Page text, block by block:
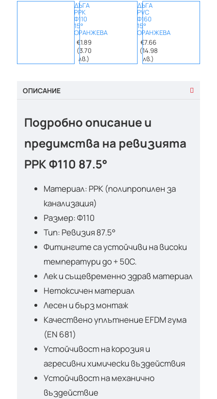
ДЪГА
PPK
Ф110
15°
ОРАНЖЕВА
€1.89
(3.70
лв.)
ДЪГА
PVC
Ф160
15°
ОРАНЖЕВА
€7.66
(14.98
лв.)
ОПИСАНИЕ
Подробно описание и
предимства на ревизията
PPK Ф110 87.5°
Материал: PPK (полипропилен за
канализация)
Размер: Ф110
Тип: Ревизия 87.5°
Фитингите са устойчиви на високи
температури до + 50С.
Лек и същевременно здрав материал
Нетоксичен материал
Лесен и бърз монтаж
Качествено уплътнение EFDM гума
(EN 681)
Устойчивост на корозия и
агресивни химически въздействия
Устойчивост на механично
въздействие